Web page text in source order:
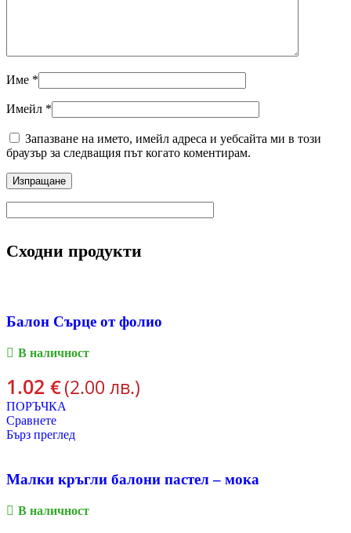
Име *
Имейл *
Запазване на името, имейл адреса и уебсайта ми в този
браузър за следващия път когато коментирам.
Сходни продукти
Балон Сърце от фолио
В наличност
1.02 €(2.00 лв.)
ПОРЪЧКА
Сравнете
Бърз преглед
Малки кръгли балони пастел – мока
В наличност